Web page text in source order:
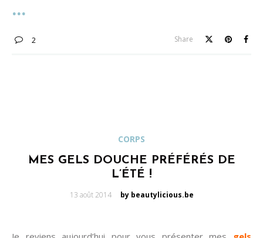
2 Share
CORPS
MES GELS DOUCHE PRÉFÉRÉS DE
L’ÉTÉ !
Posted
13 août 2014 by beautylicious.be